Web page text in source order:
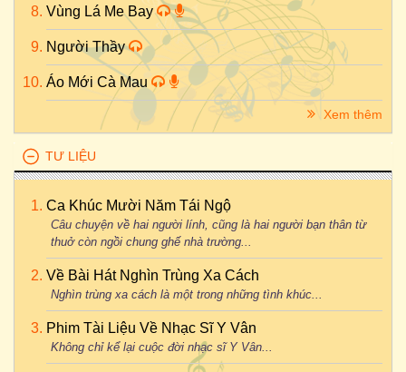
Vùng Lá Me Bay
Người Thầy
Áo Mới Cà Mau
Xem thêm
TƯ LIỆU
Ca Khúc Mười Năm Tái Ngộ
Câu chuyện về hai người lính, cũng là hai người bạn thân từ
thuở còn ngồi chung ghế nhà trường...
Về Bài Hát Nghìn Trùng Xa Cách
Nghìn trùng xa cách là một trong những tình khúc...
Phim Tài Liệu Về Nhạc Sĩ Y Vân
Không chỉ kể lại cuộc đời nhạc sĩ Y Vân...